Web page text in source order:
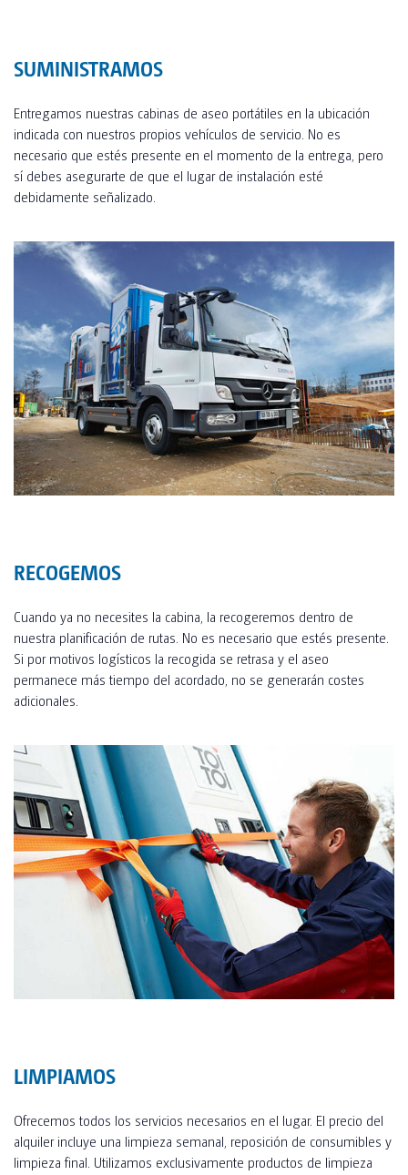
SUMINISTRAMOS
Entregamos nuestras cabinas de aseo portátiles en la ubicación
indicada con nuestros propios vehículos de servicio. No es
necesario que estés presente en el momento de la entrega, pero
sí debes asegurarte de que el lugar de instalación esté
debidamente señalizado.
RECOGEMOS
Cuando ya no necesites la cabina, la recogeremos dentro de
nuestra planificación de rutas. No es necesario que estés presente.
Si por motivos logísticos la recogida se retrasa y el aseo
permanece más tiempo del acordado, no se generarán costes
adicionales.
LIMPIAMOS
Ofrecemos todos los servicios necesarios en el lugar. El precio del
alquiler incluye una limpieza semanal, reposición de consumibles y
limpieza final. Utilizamos exclusivamente productos de limpieza